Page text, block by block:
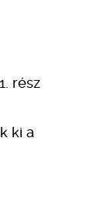
rész
ki a